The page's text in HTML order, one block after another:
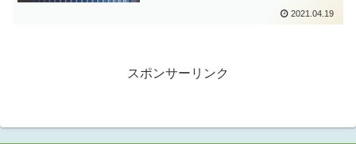
2021.04.19
スポンサーリンク